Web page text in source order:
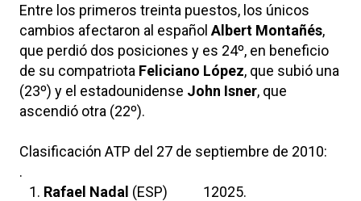
Entre los primeros treinta puestos, los únicos
cambios afectaron al español Albert Montañés,
que perdió dos posiciones y es 24º, en beneficio
de su compatriota Feliciano López, que subió una
(23º) y el estadounidense John Isner, que
ascendió otra (22º).
Clasificación ATP del 27 de septiembre de 2010:
.
1. Rafael Nadal (ESP) 12025.